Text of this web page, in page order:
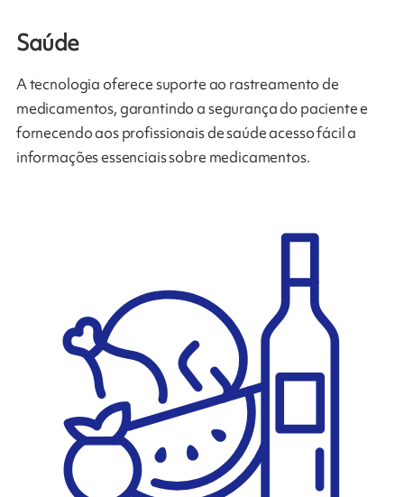
Saúde
A tecnologia oferece suporte ao rastreamento de
medicamentos, garantindo a segurança do paciente e
fornecendo aos profissionais de saúde acesso fácil a
informações essenciais sobre medicamentos.